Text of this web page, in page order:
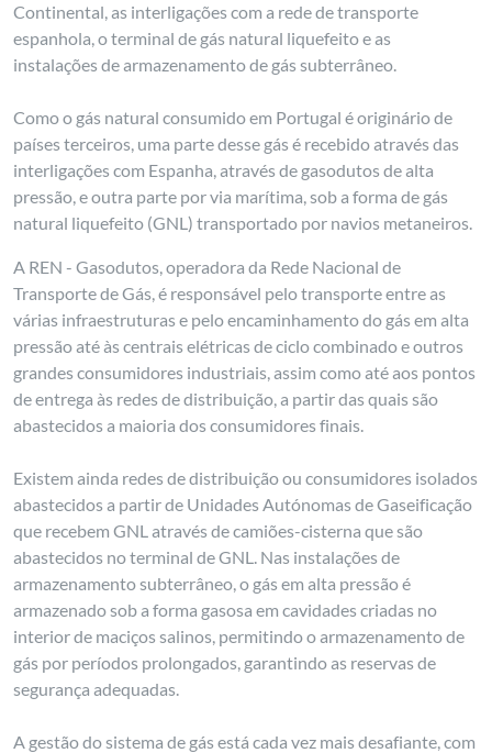
Continental, as interligações com a rede de transporte
espanhola, o terminal de gás natural liquefeito e as
instalações de armazenamento de gás subterrâneo.
Como o gás natural consumido em Portugal é originário de
países terceiros, uma parte desse gás é recebido através das
interligações com Espanha, através de gasodutos de alta
pressão, e outra parte por via marítima, sob a forma de gás
natural liquefeito (GNL) transportado por navios metaneiros.
A REN - Gasodutos, operadora da Rede Nacional de
Transporte de Gás, é responsável pelo transporte entre as
várias infraestruturas e pelo encaminhamento do gás em alta
pressão até às centrais elétricas de ciclo combinado e outros
grandes consumidores industriais, assim como até aos pontos
de entrega às redes de distribuição, a partir das quais são
abastecidos a maioria dos consumidores finais.
Existem ainda redes de distribuição ou consumidores isolados
abastecidos a partir de Unidades Autónomas de Gaseificação
que recebem GNL através de camiões-cisterna que são
abastecidos no terminal de GNL. Nas instalações de
armazenamento subterrâneo, o gás em alta pressão é
armazenado sob a forma gasosa em cavidades criadas no
interior de maciços salinos, permitindo o armazenamento de
gás por períodos prolongados, garantindo as reservas de
segurança adequadas.
A gestão do sistema de gás está cada vez mais desafiante, com